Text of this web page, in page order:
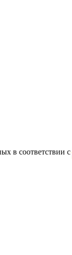
в соответствии с